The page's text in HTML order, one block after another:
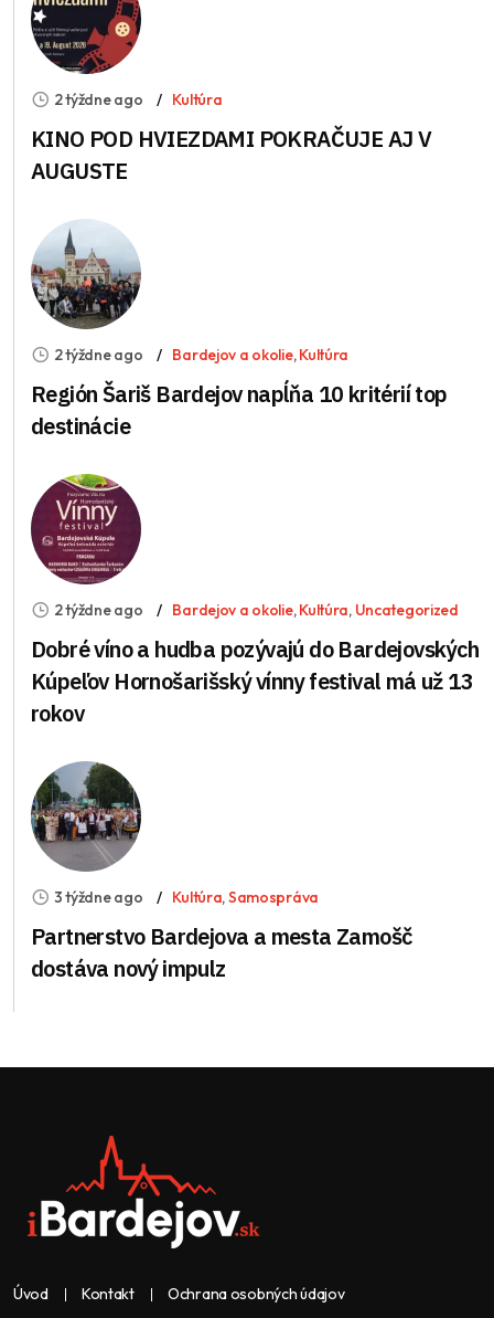
2 týždne ago Kultúra
KINO POD HVIEZDAMI POKRAČUJE AJ V
AUGUSTE
2 týždne ago Bardejov a okolie,Kultúra
Región Šariš Bardejov napĺňa 10 kritérií top
destinácie
2 týždne ago Bardejov a okolie,Kultúra, Uncategorized
Dobré víno a hudba pozývajú do Bardejovských
Kúpeľov Hornošarišský vínny festival má už 13
rokov
3 týždne ago Kultúra,Samospráva
Partnerstvo Bardejova a mesta Zamošč
dostáva nový impulz
Úvod Kontakt Ochrana osobných údajov